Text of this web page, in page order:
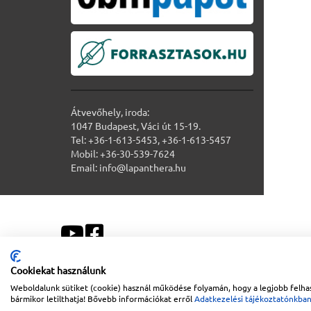
Átvevőhely, iroda:
1047 Budapest, Váci út 15-19.
Tel: +36-1-613-5453, +36-1-613-5457
Mobil: +36-30-539-7624
Email: info@lapanthera.hu
Sitemap|Impresszum
Cookiekat használunk
Weboldalunk sütiket (cookie) használ működése folyamán, hogy a legjobb
bármikor letilthatja! Bővebb információkat errőlAdatkezelési tájékoztatónkban